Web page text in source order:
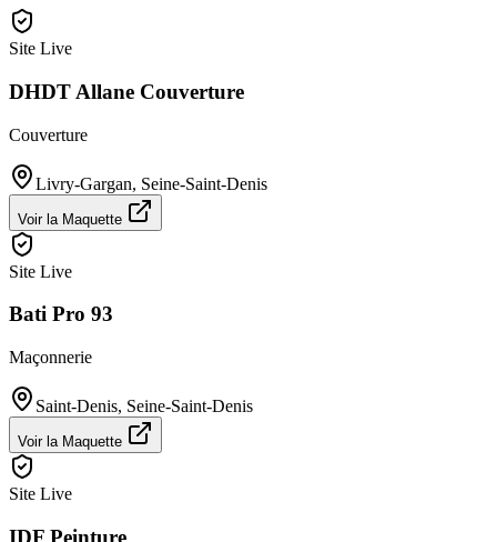
Site Live
DHDT Allane Couverture
Couverture
Livry-Gargan, Seine-Saint-Denis
Voir la Maquette
Site Live
Bati Pro 93
Maçonnerie
Saint-Denis, Seine-Saint-Denis
Voir la Maquette
Site Live
IDF Peinture